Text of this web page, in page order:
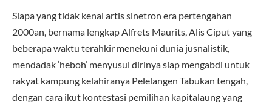
Siapa yang tidak kenal artis sinetron era pertengahan
2000an, bernama lengkap Alfrets Maurits, Alis Ciput yang
beberapa waktu terahkir menekuni dunia jusnalistik,
mendadak ‘heboh’ menyusul dirinya siap mengabdi untuk
rakyat kampung kelahiranya Pelelangen Tabukan tengah,
dengan cara ikut kontestasi pemilihan kapitalaung yang